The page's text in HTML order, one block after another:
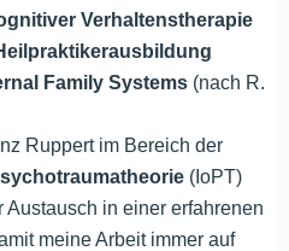
Verhaltenstherapie
Family Systems (nach R.
Ruppert im Bereich der
(IoPT)
in einer erfahrenen
meine Arbeit immer auf